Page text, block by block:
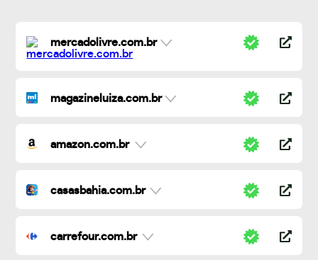
mercadolivre.com.br
magazineluiza.com.br
amazon.com.br
casasbahia.com.br
carrefour.com.br